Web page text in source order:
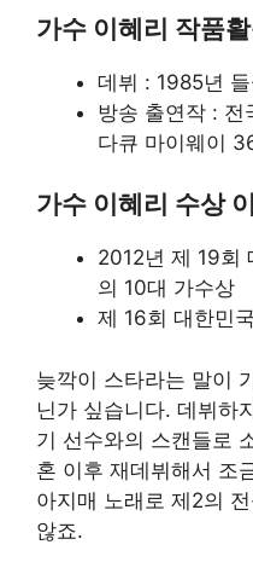
가수 이혜리 작품
데뷔 : 1985년
방송 출연작 : 전
다큐 마이웨이
가수 이혜리 수상
2012년 제 19회
의 10대 가수상
제 16회 대한민
늦깍이 스타라는 말이
닌가 싶습니다. 데뷔하
기 선수와의 스캔들로
혼 이후 재데뷔해서 조
아지매 노래로 제2의
않죠.